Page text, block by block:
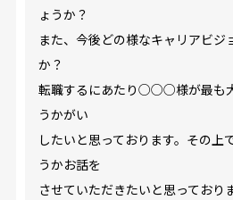
ょうか？
また、今後どの様なキャリアビジ
か？
転職するにあたり○○○様が最も
うかがい
したいと思っております。その上
うかお話を
させていただきたいと思っており